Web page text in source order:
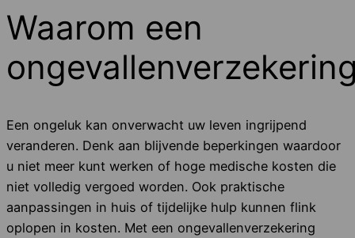
Waarom een
Een ongeluk kan onverwacht uw leven ingrijpend
veranderen. Denk aan blijvende beperkingen waardoor
u niet meer kunt werken of hoge medische kosten die
niet volledig vergoed worden. Ook praktische
aanpassingen in huis of tijdelijke hulp kunnen flink
oplopen in kosten. Met een ongevallenverzekering